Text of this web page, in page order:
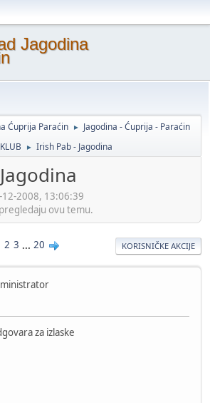
Jagodina
Ćuprija Paraćin ► Jagodina - Ćuprija - Paraćin
► Irish Pab - Jagodina
2008, 13:06:39
ovu temu.
2 3 ... 20 KORISNIČKE AKCIJE
za izlaske